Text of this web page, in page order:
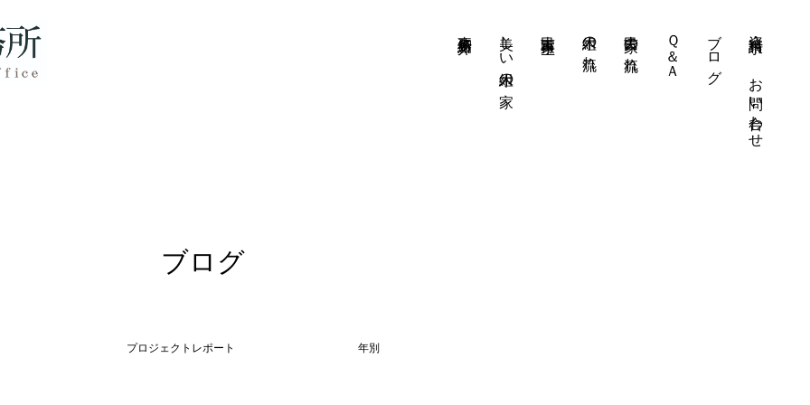
美しい木組の家 木組の流れ 古民家の流れ Ｑ＆Ａ ブログ
お問い合わせ
ブログ
プロジェクトレポート 年別